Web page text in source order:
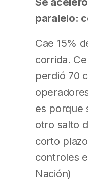
paralelo:
Cae 15%
corrida.
perdió 70
es porque
otro salto
corto
controles
Nación)